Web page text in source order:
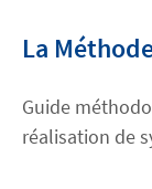
La
Guide
réalisation de